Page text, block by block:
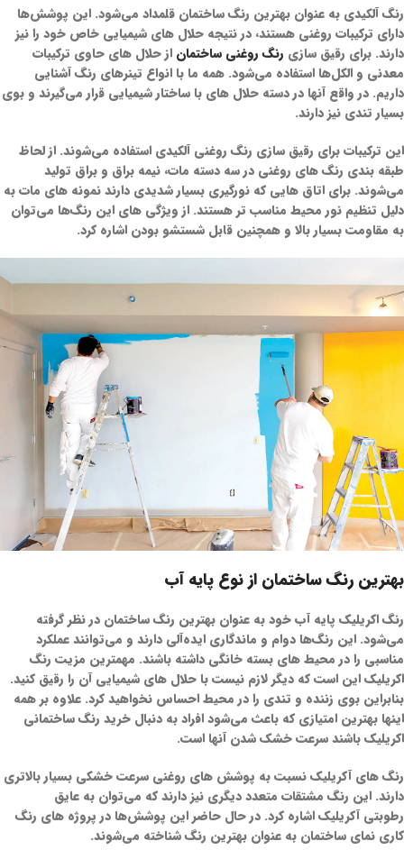
رنگ آلکیدی به عنوان بهترین رنگ ساختمان قلمداد می‌شود. این پوشش‌ها
دارای ترکیبات روغنی هستند، در نتیجه حلال های شیمیایی خاص خود را نیز
دارند. برای رقیق سازی رنگ روغنی ساختمان از حلال های حاوی ترکیبات
معدنی و الکل‌ها استفاده می‌شود. همه ما با انواع تینرهای رنگ آشنایی
داریم. در واقع آنها در دسته حلال های با ساختار شیمیایی قرار می‌گیرند و بوی
بسیار تندی نیز دارند.
این ترکیبات برای رقیق سازی رنگ روغنی آلکیدی استفاده می‌شوند. از لحاظ
طبقه بندی رنگ های روغنی در سه دسته مات، نیمه براق و براق تولید
می‌شوند. برای اتاق هایی که نورگیری بسیار شدیدی دارند نمونه های مات به
دلیل تنظیم نور محیط مناسب تر هستند. از ویژگی های این رنگ‌ها می‌توان
به مقاومت بسیار بالا و همچنین قابل شستشو بودن اشاره کرد.
بهترین رنگ ساختمان از نوع پایه آب
رنگ اکریلیک پایه آب خود به عنوان بهترین رنگ ساختمان در نظر گرفته
می‌شود. این رنگ‌ها دوام و ماندگاری ایده‌آلی دارند و می‌توانند عملکرد
مناسبی را در محیط های بسته خانگی داشته باشند. مهمترین مزیت رنگ
اکریلیک این است که دیگر لازم نیست با حلال های شیمیایی آن را رقیق کنید.
بنابراین بوی زننده و تندی را در محیط احساس نخواهید کرد. علاوه بر همه
اینها بهترین امتیازی که باعث می‌شود افراد به دنبال خرید رنگ ساختمانی
اکریلیک باشند سرعت خشک شدن آنها است.
رنگ های آکریلیک نسبت به پوشش های روغنی سرعت خشکی بسیار بالاتری
دارند. این رنگ مشتقات متعدد دیگری نیز دارند که می‌توان به عایق
رطوبتی آکریلیک اشاره کرد. در حال حاضر این پوشش‌ها در پروژه های رنگ
کاری نمای ساختمان به عنوان بهترین رنگ شناخته می‌شوند.